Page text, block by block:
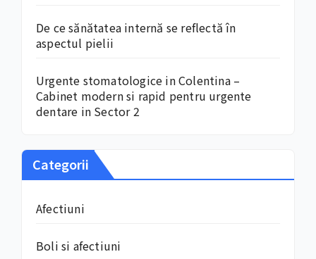
De ce sănătatea internă se reflectă în
aspectul pielii
Urgente stomatologice in Colentina –
Cabinet modern si rapid pentru urgente
dentare in Sector 2
Categorii
Afectiuni
Boli si afectiuni